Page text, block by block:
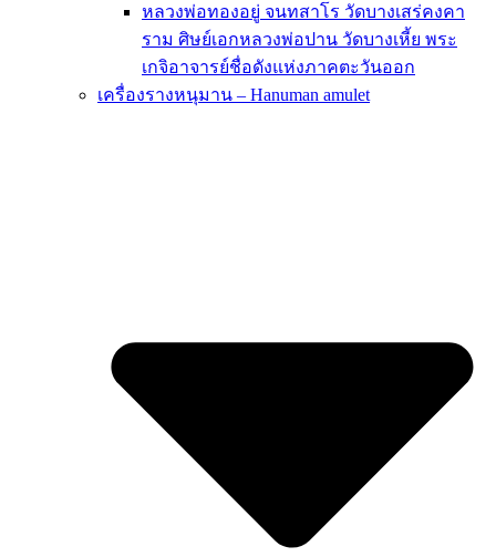
หลวงพ่อทองอยู่ จนทสาโร วัดบางเสร่คงคา
ราม ศิษย์เอกหลวงพ่อปาน วัดบางเหี้ย พระ
เกจิอาจารย์ชื่อดังแห่งภาคตะวันออก
เครื่องรางหนุมาน – Hanuman amulet